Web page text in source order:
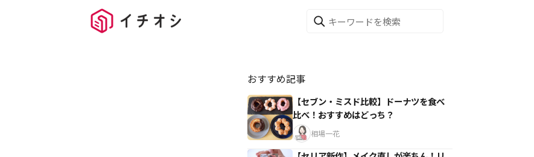
おすすめ記事
【セブン・ミスド比較】ドーナツを食べ
比べ！おすすめはどっち？
相場一花